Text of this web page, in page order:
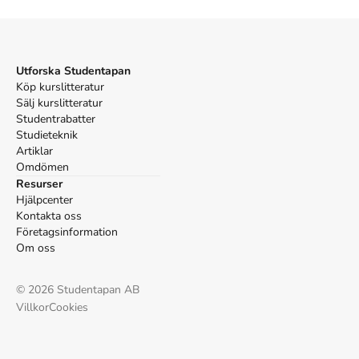
Utforska Studentapan
Köp kurslitteratur
Sälj kurslitteratur
Studentrabatter
Studieteknik
Artiklar
Omdömen
Resurser
Hjälpcenter
Kontakta oss
Företagsinformation
Om oss
© 2026 Studentapan AB
VillkorCookies